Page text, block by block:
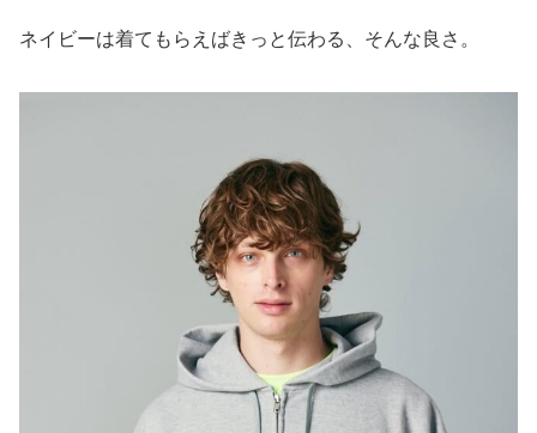
ネイビーは着てもらえばきっと伝わる、そんな良さ。